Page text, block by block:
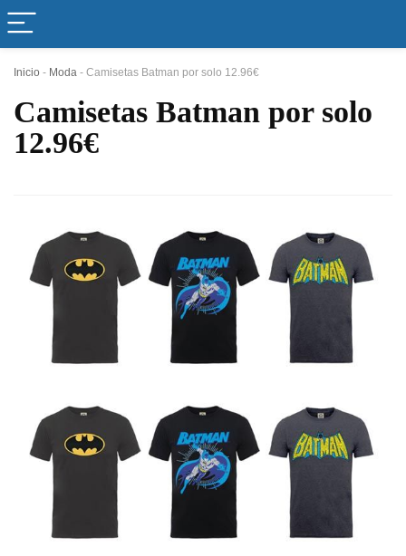
Inicio - Moda - Camisetas Batman por solo 12.96€
Camisetas Batman por solo
12.96€